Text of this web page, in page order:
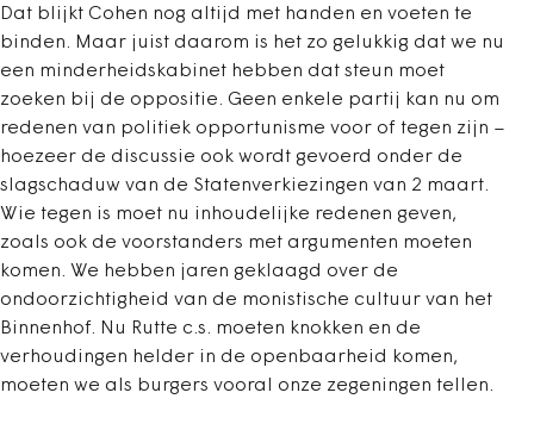
Dat blijkt Cohen nog altijd met handen en voeten te
binden. Maar juist daarom is het zo gelukkig dat we nu
een minderheidskabinet hebben dat steun moet
zoeken bij de oppositie. Geen enkele partij kan nu om
redenen van politiek opportunisme voor of tegen zijn –
hoezeer de discussie ook wordt gevoerd onder de
slagschaduw van de Statenverkiezingen van 2 maart.
Wie tegen is moet nu inhoudelijke redenen geven,
zoals ook de voorstanders met argumenten moeten
komen. We hebben jaren geklaagd over de
ondoorzichtigheid van de monistische cultuur van het
Binnenhof. Nu Rutte c.s. moeten knokken en de
verhoudingen helder in de openbaarheid komen,
moeten we als burgers vooral onze zegeningen tellen.